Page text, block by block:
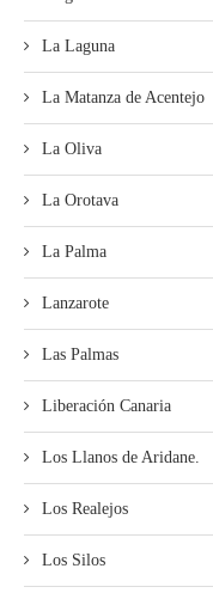
La Laguna
La Matanza de Acentejo
La Oliva
La Orotava
La Palma
Lanzarote
Las Palmas
Liberación Canaria
Los Llanos de Aridane.
Los Realejos
Los Silos